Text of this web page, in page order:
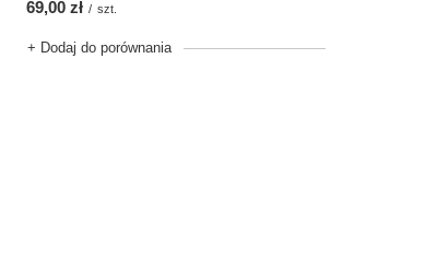
69,00 zł / szt.
+ Dodaj do porównania